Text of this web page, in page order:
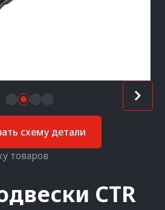
схему детали
товаров
CTR